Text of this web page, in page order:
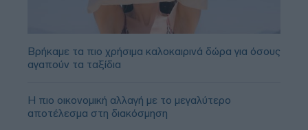
Βρήκαμε τα πιο χρήσιμα καλοκαιρινά δώρα για όσους
αγαπούν τα ταξίδια
Η πιο οικονομική αλλαγή με το μεγαλύτερο
αποτέλεσμα στη διακόσμηση